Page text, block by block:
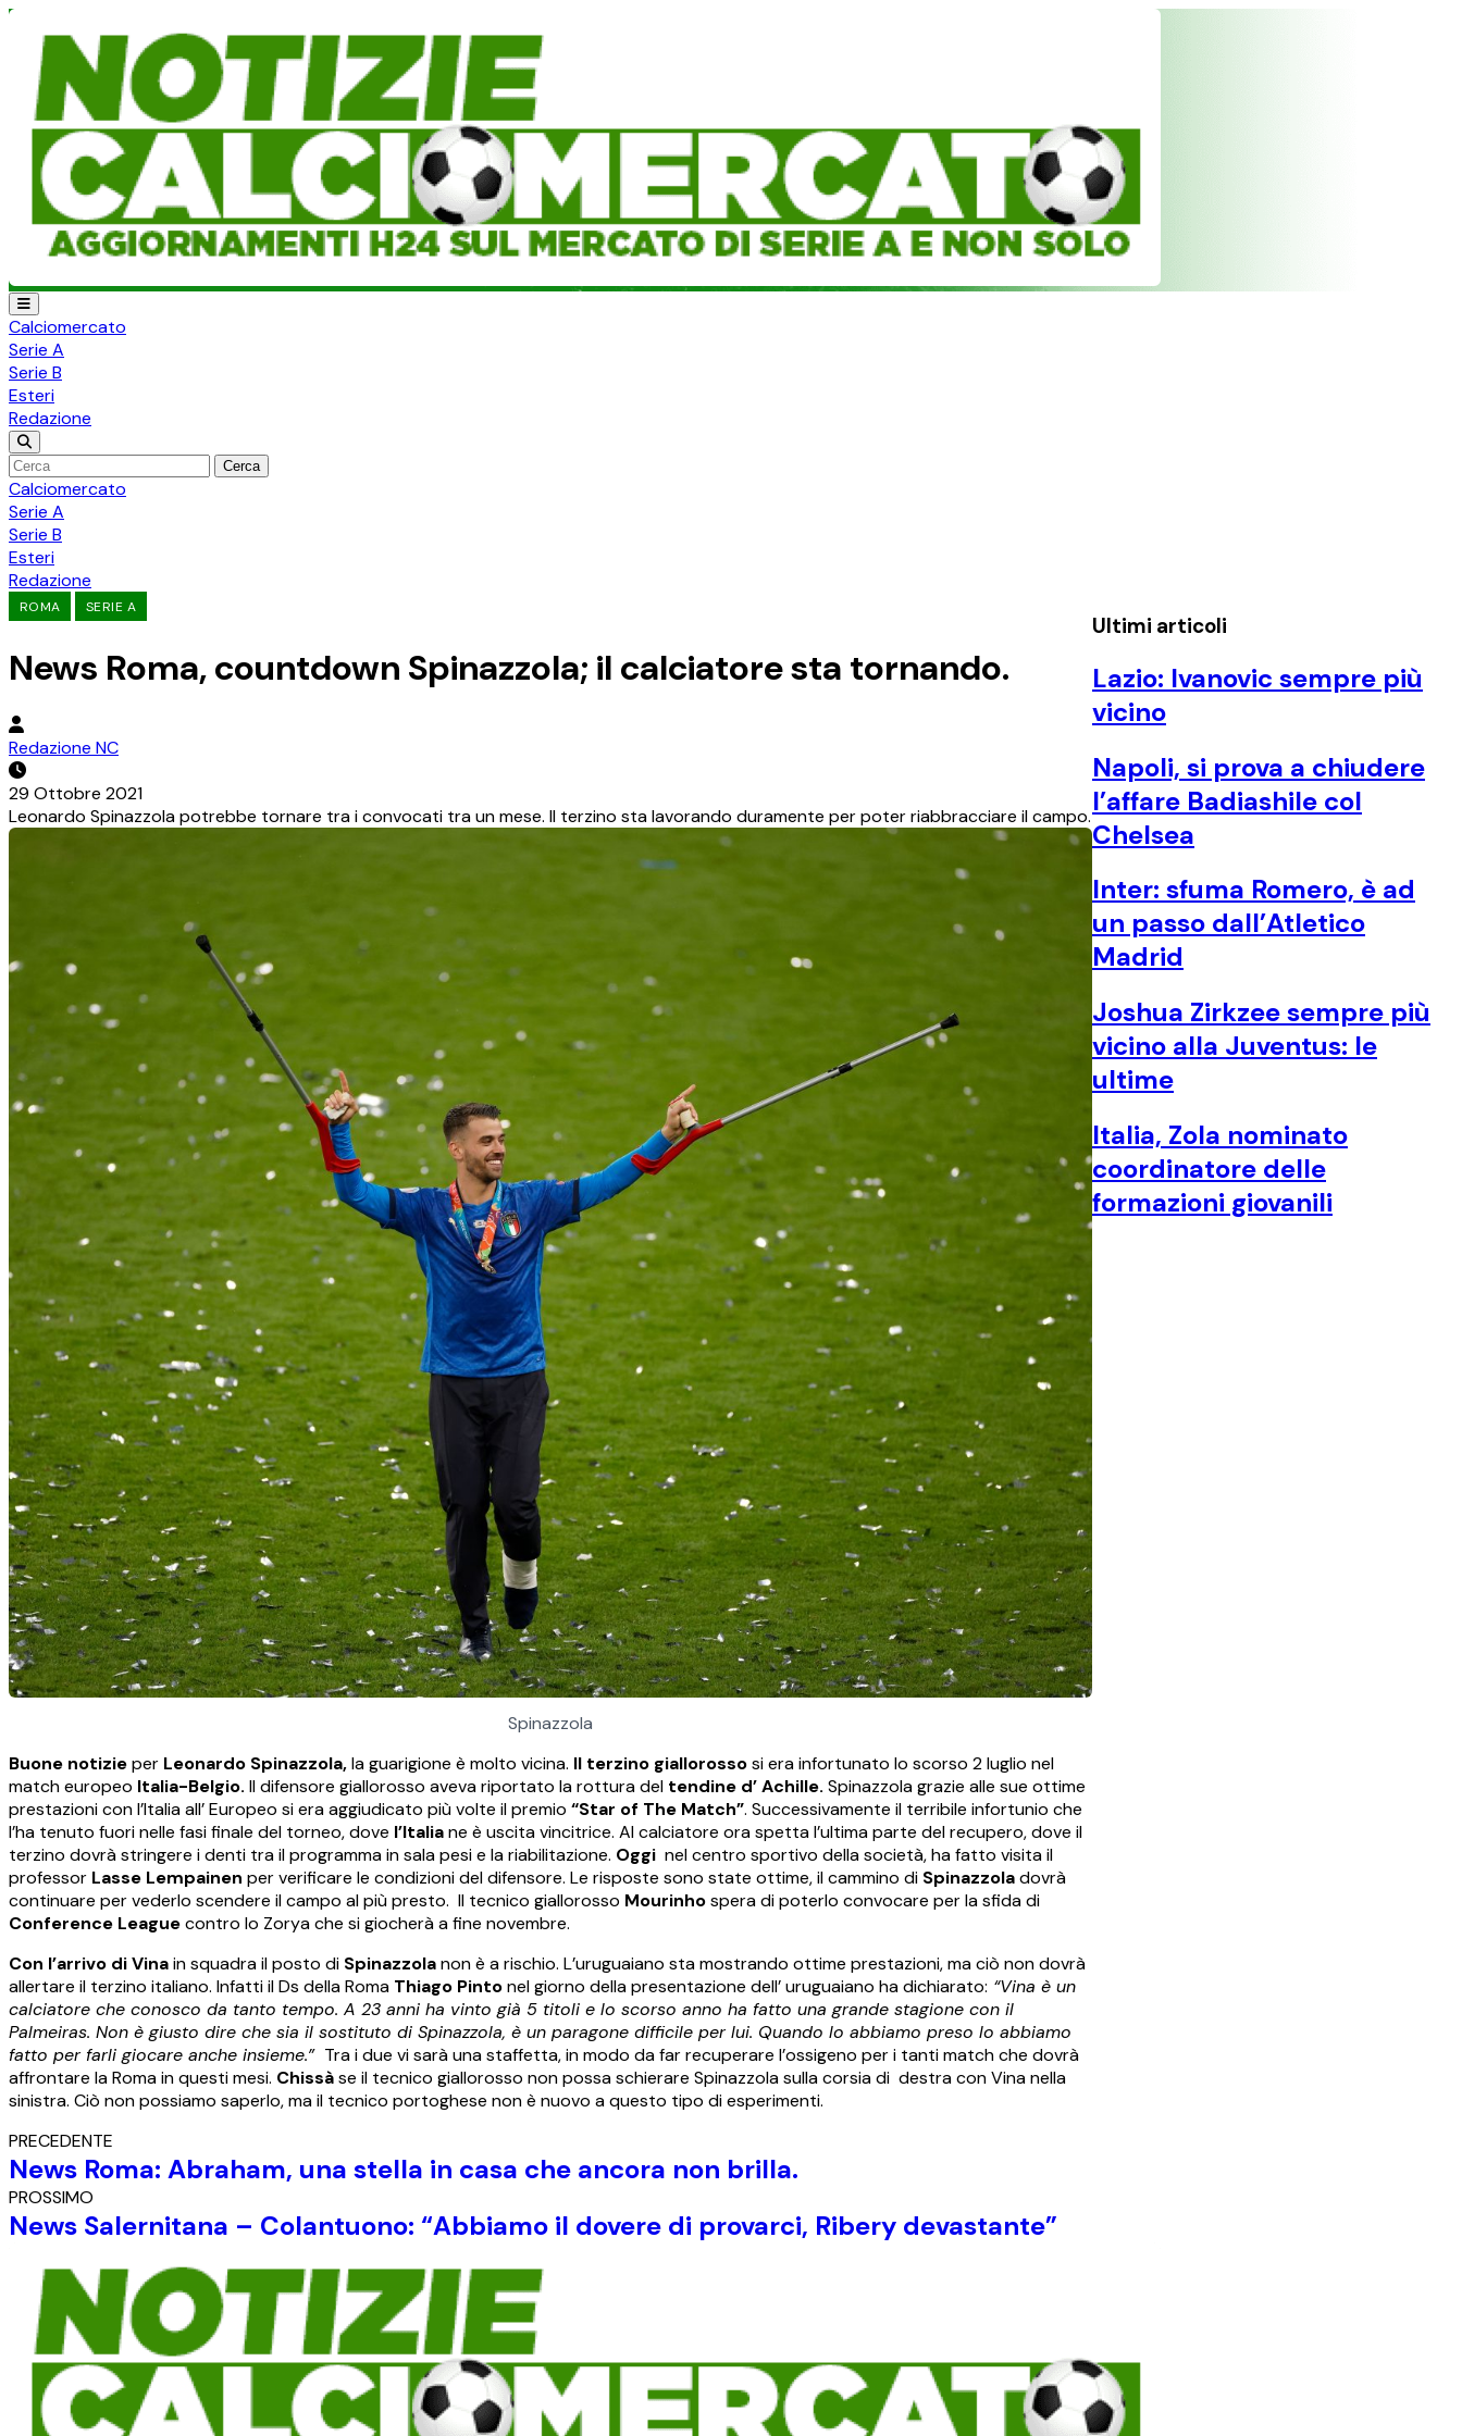
Calciomercato
Serie A
Serie B
Esteri
Redazione
Cerca
Calciomercato
Serie A
Serie B
Esteri
Redazione
ROMA SERIE A
News Roma, countdown Spinazzola; il calciatore sta tornando.
Redazione NC
29 Ottobre 2021
Leonardo Spinazzola potrebbe tornare tra i convocati tra un mese. Il terzino sta lavorando duramente per poter riabbracciare il campo.
Spinazzola
Buone notizieper Leonardo Spinazzola,la guarigione è molto vicina. Il terzino giallorossosi era infortunato lo scorso 2 luglio nel
match europeo Italia-Belgio. Il difensore giallorosso aveva riportato la rottura del tendine d’ Achille. Spinazzola grazie alle sue ottime
prestazioni con l’Italia all’ Europeo si era aggiudicato più volte il premio “Star of The Match”. Successivamente il terribile infortunio che
l’ha tenuto fuori nelle fasi finale del torneo, dove l’Italiane è uscita vincitrice. Al calciatore ora spetta l’ultima parte del recupero, dove il
terzino dovrà stringere i denti tra il programma in sala pesi e la riabilitazione. Oggi nel centro sportivo della società, ha fatto visita il
professor Lasse Lempainen per verificare le condizioni del difensore. Le risposte sono state ottime, il cammino di Spinazzoladovrà
continuare per vederlo scendere il campo al più presto. Il tecnico giallorosso Mourinhospera di poterlo convocare per la sfida di
Conference Leaguecontro lo Zorya che si giocherà a fine novembre.
Con l’arrivo di Vinain squadra il posto di Spinazzolanon è a rischio. L’uruguaiano sta mostrando ottime prestazioni, ma ciò non dovrà
allertare il terzino italiano. Infatti il Ds della Roma Thiago Pintonel giorno della presentazione dell’ uruguaiano ha dichiarato: “Vina è un
calciatore che conosco da tanto tempo. A 23 anni ha vinto già 5 titoli e lo scorso anno ha fatto una grande stagione con il
Palmeiras. Non è giusto dire che sia il sostituto di Spinazzola, è un paragone difficile per lui. Quando lo abbiamo preso lo abbiamo
fatto per farli giocare anche insieme.” Tra i due vi sarà una staffetta, in modo da far recuperare l’ossigeno per i tanti match che dovrà
affrontare la Roma in questi mesi. Chissàse il tecnico giallorosso non possa schierare Spinazzola sulla corsia di destra con Vina nella
sinistra. Ciò non possiamo saperlo, ma il tecnico portoghese non è nuovo a questo tipo di esperimenti.
PRECEDENTE
News Roma: Abraham, una stella in casa che ancora non brilla.
PROSSIMO
News Salernitana – Colantuono: “Abbiamo il dovere di provarci, Ribery devastante”
Ultimi articoli
Lazio: Ivanovic sempre più
vicino
Napoli, si prova a chiudere
l’affare Badiashile col
Chelsea
Inter: sfuma Romero, è ad
un passo dall’Atletico
Madrid
Joshua Zirkzee sempre più
vicino alla Juventus: le
ultime
Italia, Zola nominato
coordinatore delle
formazioni giovanili